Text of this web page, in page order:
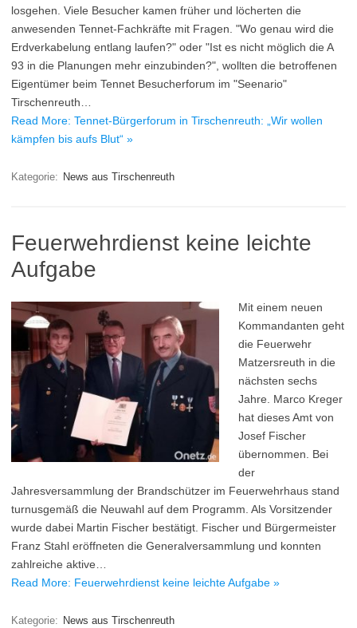
losgehen. Viele Besucher kamen früher und löcherten die
anwesenden Tennet-Fachkräfte mit Fragen. "Wo genau wird die
Erdverkabelung entlang laufen?" oder "Ist es nicht möglich die A
93 in die Planungen mehr einzubinden?", wollten die betroffenen
Eigentümer beim Tennet Besucherforum im "Seenario"
Tirschenreuth…
Read More: Tennet-Bürgerforum in Tirschenreuth: „Wir wollen
kämpfen bis aufs Blut“ »
Kategorie: News aus Tirschenreuth
Feuerwehrdienst keine leichte
Aufgabe
Mit einem neuen
Kommandanten geht
die Feuerwehr
Matzersreuth in die
nächsten sechs
Jahre. Marco Kreger
hat dieses Amt von
Josef Fischer
übernommen. Bei
der
Jahresversammlung der Brandschützer im Feuerwehrhaus stand
turnusgemäß die Neuwahl auf dem Programm. Als Vorsitzender
wurde dabei Martin Fischer bestätigt. Fischer und Bürgermeister
Franz Stahl eröffneten die Generalversammlung und konnten
zahlreiche aktive…
Read More: Feuerwehrdienst keine leichte Aufgabe »
Kategorie: News aus Tirschenreuth